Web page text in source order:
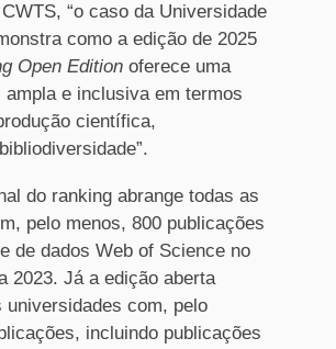
“o caso da Universidade
como a edição de 2025
Open Edition oferece uma
e inclusiva em termos
científica,
do ranking abrange todas as
pelo menos, 800 publicações
de dados Web of Science no
2023. Já a edição aberta
universidades com, pelo
incluindo publicações